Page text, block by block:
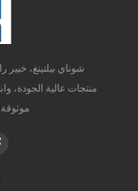
شوناي بيلتينغ،
منتجات عالية الجودة،
موثوقة